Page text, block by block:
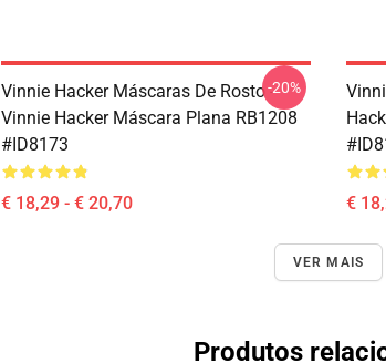
Vinnie Hacker Máscaras De Rosto -
Vinnie Hacker Máscara Plana RB1208
#ID8173
€ 18,29 - € 20,70
-20%
€
VER MAIS
Produtos